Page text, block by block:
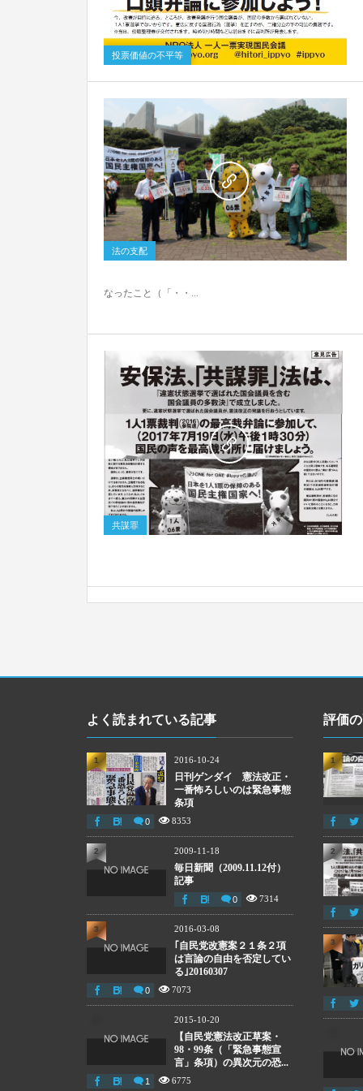
投票価値の不平等
法の支配
0
なったこと（「・・...
共謀罪
0
よく読まれている記事
2016-10-24
日刊ゲンダイ 憲法改正・
一番怖ろしいのは緊急事態
条項
0 8353
1
2009-11-18
毎日新聞（2009.11.12付）
記事
0 7314
2
2016-03-08
｢自民党改憲案２１条２項
は言論の自由を否定してい
る｣20160307
0 7073
3
2015-10-20
【自民党憲法改正草案・
98・99条（「緊急事態宣
言」条項）の異次元の恐...
1 6775
評価
1
2
3